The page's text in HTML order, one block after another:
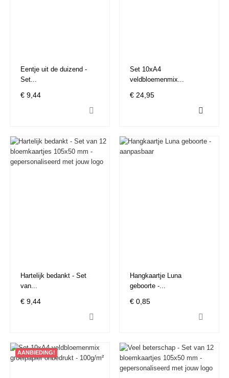
Eentje uit de duizend -
Set...
€ 9,44

Set 10xA4
veldbloemenmix...
€ 24,95

Hartelijk bedankt - Set
van...
€ 9,44

Hangkaartje Luna
geboorte -...
€ 0,85

AANBIEDING!